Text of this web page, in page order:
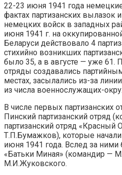
22-23 июня 1941 года
фактах партизанских вылазок
немецких войск в западных
июня 1941 г. на
Беларуси действовало 4
стихийно возникших
было 35, а в августе — уже 61.
отряды создавались
местах, засылались из-за
из числа военнослужащих-
В числе первых партизанских
Пинский партизанский отряд
партизанский отряд «Красный
Т.П.Бумажков), которые
июня 1941 года. Вслед за
«Батьки Миная» (командир —
М.И.Жуковского.